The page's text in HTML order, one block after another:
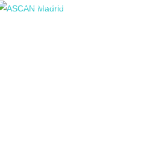
Cambiando Conciencias